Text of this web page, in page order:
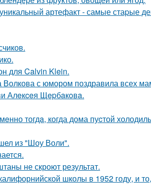
артефакт - самые стаpые
для Calvin Klein.
с юмором поздравила всех
Алeкceя Щepбaкoвa.
тогдa, когда дома пуcтой
из "Шоу Воли".
не скроют результат.
школы в 1952 году, и